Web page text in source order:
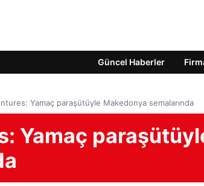
Güncel Haberler
Yamaç paraşütüyle Makedonya semalarında
Yamaç